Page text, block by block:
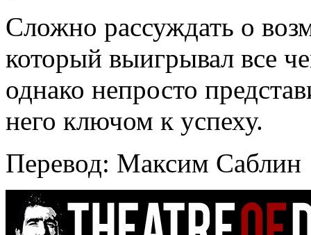
Сложно рассуждать о
который выигрывал все
однако непросто
него ключом к успеху.
Перевод: Максим Саблин